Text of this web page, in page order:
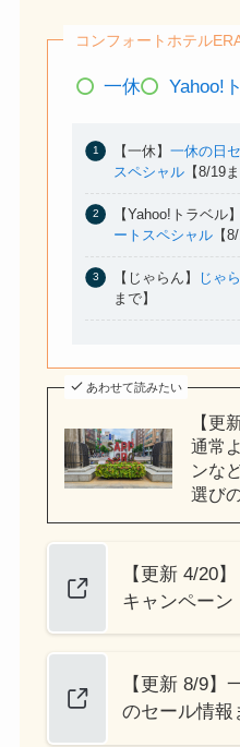
コンフォートホテル
一休 Yahoo!
【一休】 一休の日
スペシャル 【8/19
【Yahoo!トラベル】
ートスペシャル 【
【じゃらん】 じゃ
まで】
あわせて読みたい
【更
通常
ンな
選び
【更新 4/20
キャンペーン
【更新 8/9】
のセール情報